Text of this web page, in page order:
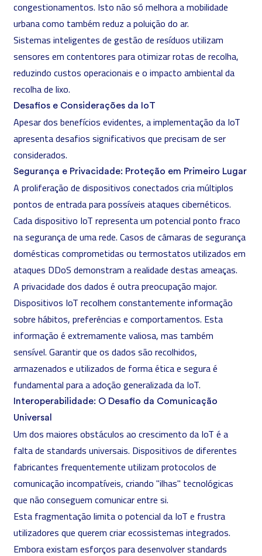
congestionamentos. Isto não só melhora a mobilidade
urbana como também reduz a poluição do ar.
Sistemas inteligentes de gestão de resíduos utilizam
sensores em contentores para otimizar rotas de recolha,
reduzindo custos operacionais e o impacto ambiental da
recolha de lixo.
Desafios e Considerações da IoT
Apesar dos benefícios evidentes, a implementação da IoT
apresenta desafios significativos que precisam de ser
considerados.
Segurança e Privacidade: Proteção em Primeiro Lugar
A proliferação de dispositivos conectados cria múltiplos
pontos de entrada para possíveis ataques cibernéticos.
Cada dispositivo IoT representa um potencial ponto fraco
nasegurança de uma rede. Casos de câmaras de segurança
domésticas comprometidas ou termostatos utilizados em
ataques DDoS demonstram a realidade destas ameaças.
A privacidade dos dados é outra preocupação major.
Dispositivos IoT recolhem constantemente informação
sobre hábitos, preferências e comportamentos. Esta
informação é extremamente valiosa, mas também
sensível. Garantir que os dados são recolhidos,
armazenados e utilizados de forma ética e segura é
fundamental para a adoção generalizada da IoT.
Interoperabilidade: O Desafio da Comunicação
Universal
Um dos maiores obstáculos ao crescimento da IoT é a
falta de standards universais. Dispositivos de diferentes
fabricantes frequentemente utilizam protocolos de
comunicação incompatíveis, criando "ilhas" tecnológicas
que não conseguem comunicar entre si.
Esta fragmentação limita o potencial da IoT e frustra
utilizadores que querem criar ecossistemas integrados.
Embora existam esforços para desenvolver standards